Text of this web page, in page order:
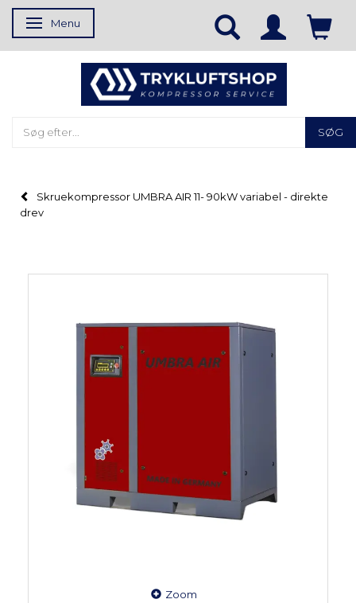
Skifte navigation
Menu
SØG
Skruekompressor UMBRA AIR 11- 90kW variabel - direkte
drev
Zoom